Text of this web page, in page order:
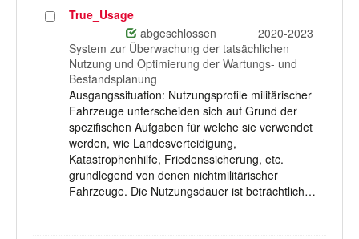
ProjektTrue_Usage
abgeschlossen
2020-2023
System zur Überwachung der tatsächlichen
Nutzung und Optimierung der Wartungs- und
Bestandsplanung
Ausgangssituation: Nutzungsprofile militärischer
Fahrzeuge unterscheiden sich auf Grund der
spezifischen Aufgaben für welche sie verwendet
werden, wie Landesverteidigung,
Katastrophenhilfe, Friedenssicherung, etc.
grundlegend von denen nichtmilitärischer
Fahrzeuge. Die Nutzungsdauer ist beträchtlich…